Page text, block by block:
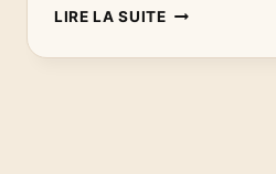
LIRE LA SUITELA
MAGNÉTIQUE